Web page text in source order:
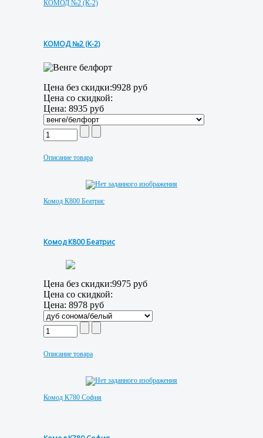
КОМОД №2 (К-2)
КОМОД №2 (К-2)
Цена без скидки:9928 руб
Цена со скидкой:
Цена: 8935 руб
Описание товара
Комод К800 Беатрис
Комод К800 Беатрис
Цена без скидки:9975 руб
Цена со скидкой:
Цена: 8978 руб
Описание товара
Комод К780 София